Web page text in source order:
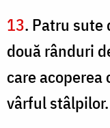
13. Patru sute
două rânduri
care acoperea
vârful stâlpilor.